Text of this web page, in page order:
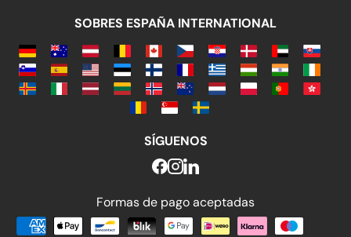
SOBRES ESPAÑA INTERNATIONAL
SÍGUENOS
Formas de pago aceptadas
Formas de pago aceptadas